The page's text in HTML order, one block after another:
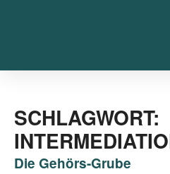
SCHLAGWORT:
Die Gehörs-Grube